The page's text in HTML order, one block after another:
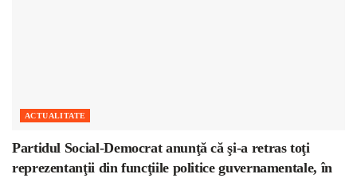
ACTUALITATE
Partidul Social-Democrat anunţă că şi-a retras toţi
reprezentanţii din funcţiile politice guvernamentale, în